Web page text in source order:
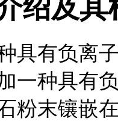
绍及其
具有负离
一种具有
粉末镶嵌